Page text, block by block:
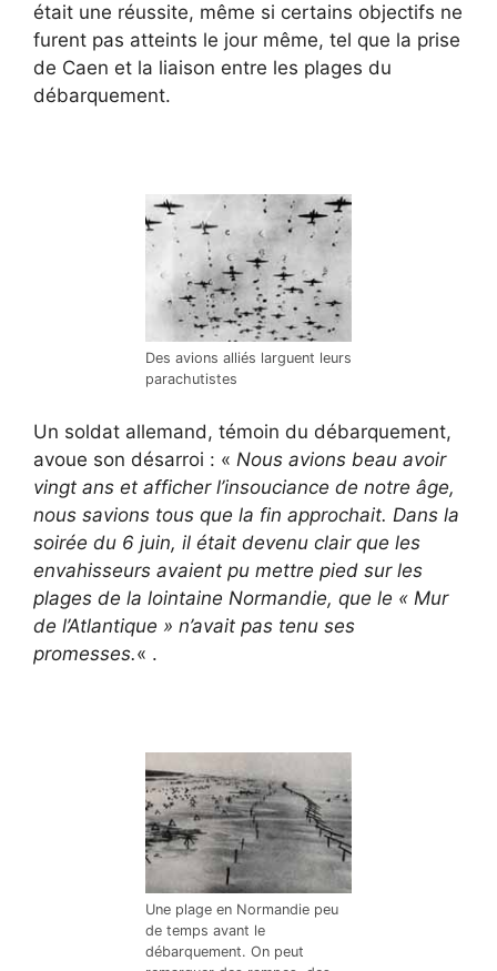
était une réussite, même si certains objectifs ne
furent pas atteints le jour même, tel que la prise
de Caen et la liaison entre les plages du
débarquement.
Des avions alliés larguent leurs
parachutistes
Un soldat allemand, témoin du débarquement,
avoue son désarroi : « Nous avions beau avoir
vingt ans et afficher l’insouciance de notre âge,
nous savions tous que la fin approchait. Dans la
soirée du 6 juin, il était devenu clair que les
envahisseurs avaient pu mettre pied sur les
plages de la lointaine Normandie, que le « Mur
de l’Atlantique » n’avait pas tenu ses
promesses.« .
Une plage en Normandie peu
de temps avant le
débarquement. On peut